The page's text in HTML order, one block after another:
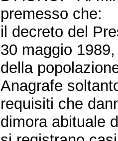
premesso che:
il decreto del
30 maggio
della
Anagrafe
requisiti che
dimora abituale